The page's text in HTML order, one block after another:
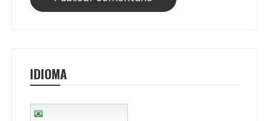
IDIOMA